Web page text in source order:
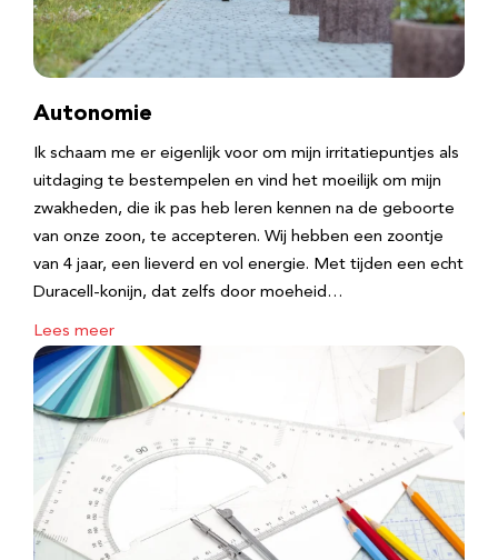
Autonomie
Ik schaam me er eigenlijk voor om mijn irritatiepuntjes als
uitdaging te bestempelen en vind het moeilijk om mijn
zwakheden, die ik pas heb leren kennen na de geboorte
van onze zoon, te accepteren. Wij hebben een zoontje
van 4 jaar, een lieverd en vol energie. Met tijden een echt
Duracell-konijn, dat zelfs door moeheid…
Lees meer